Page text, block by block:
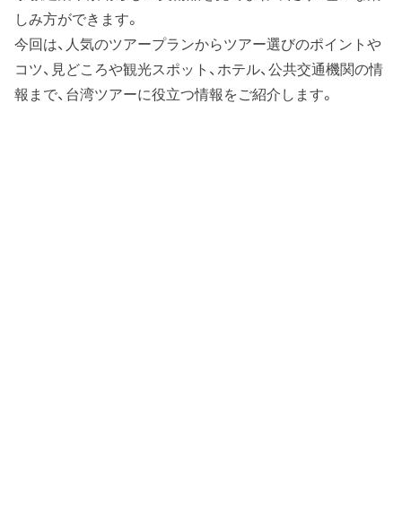
しみ方ができます。
今回は、人気のツアープランからツアー選びのポイントや
コツ、見どころや観光スポット、ホテル、公共交通機関の情
報まで、台湾ツアーに役立つ情報をご紹介します。